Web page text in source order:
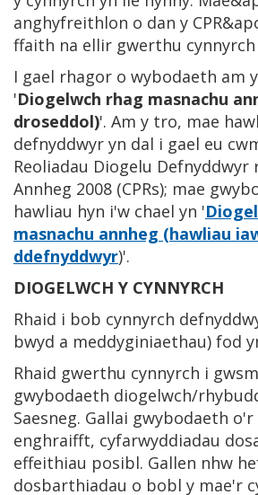
anghyfreithlon o dan y
ffaith na ellir gwerthu
I gael rhagor o wybodaeth am
'Diogelwch rhag masnachu
droseddol)'. Am y tro, mae
defnyddwyr yn dal i gael eu
Reoliadau Diogelu Defnyddwyr
Annheg 2008 (CPRs); mae
hawliau hyn i'w chael yn '
masnachu annheg (hawliau
ddefnyddwyr)'.
DIOGELWCH Y CYNNYRCH
Rhaid i bob cynnyrch
bwyd a meddyginiaethau) fod
Rhaid gwerthu cynnyrch i
gwybodaeth diogelwch/
Saesneg. Gallai gwybodaeth
enghraifft, cyfarwyddiadau
effeithiau posibl. Gallen nhw
dosbarthiadau o bobl y mae'r